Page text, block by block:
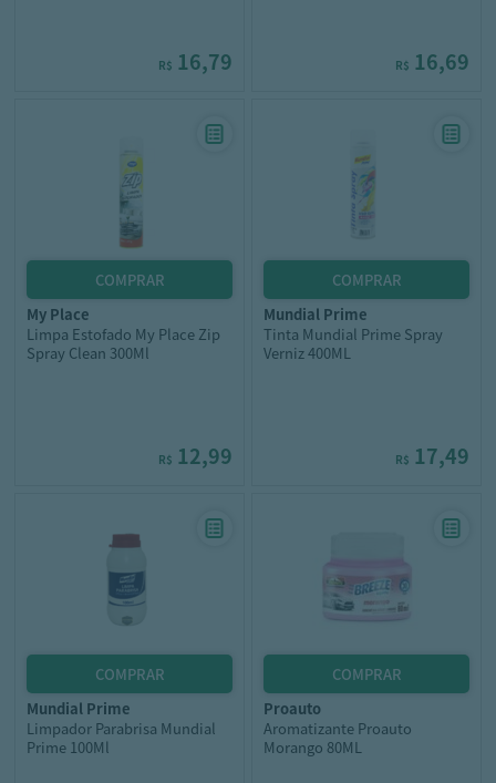
R$ 16,79 R$ 16,69
my place
Limpa Estofado My Place Zip
Spray Clean 300Ml
R$ 12,99
mundial prime
Tinta Mundial Prime Spray
Verniz 400ML
R$ 17,49
mundial prime
Limpador Parabrisa Mundial
Prime 100Ml
proauto
Aromatizante Proauto
Morango 80ML